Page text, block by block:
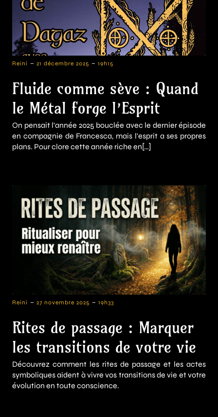
Reini - 21 décembre 2025 - 19h15
Fluide comme sève : Quand
le Métal forge l’Esprit
On pensait l'année 2025 bouclée avec le dernier épisode
en compagnie de Francesca, mais l'esprit a ses propres
plans. Pour clore cette année riche en[…]
Reini - 27 novembre 2025 - 19h33
Rites de passage : Marquer
les transitions de votre vie
Découvrez comment les rites de passage et les actes
symboliques aident à vivre vos transitions de vie et votre
évolution en toute conscience.